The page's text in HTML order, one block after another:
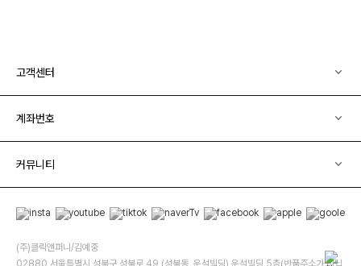
고객센터
계좌번호
커뮤니티
(주)클릭앤퍼니/김예중
02880 서울특별시 성북구 성북로 49 (성북동, 운석빌딩) 운석빌딩 5층(반품주소가 아닙